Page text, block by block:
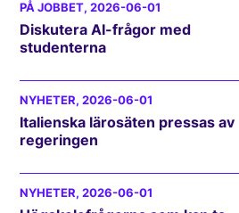
PÅ JOBBET, 2026-06-01
Diskutera AI-frågor med
studenterna
NYHETER, 2026-06-01
Italienska lärosäten pressas av
regeringen
NYHETER, 2026-06-01